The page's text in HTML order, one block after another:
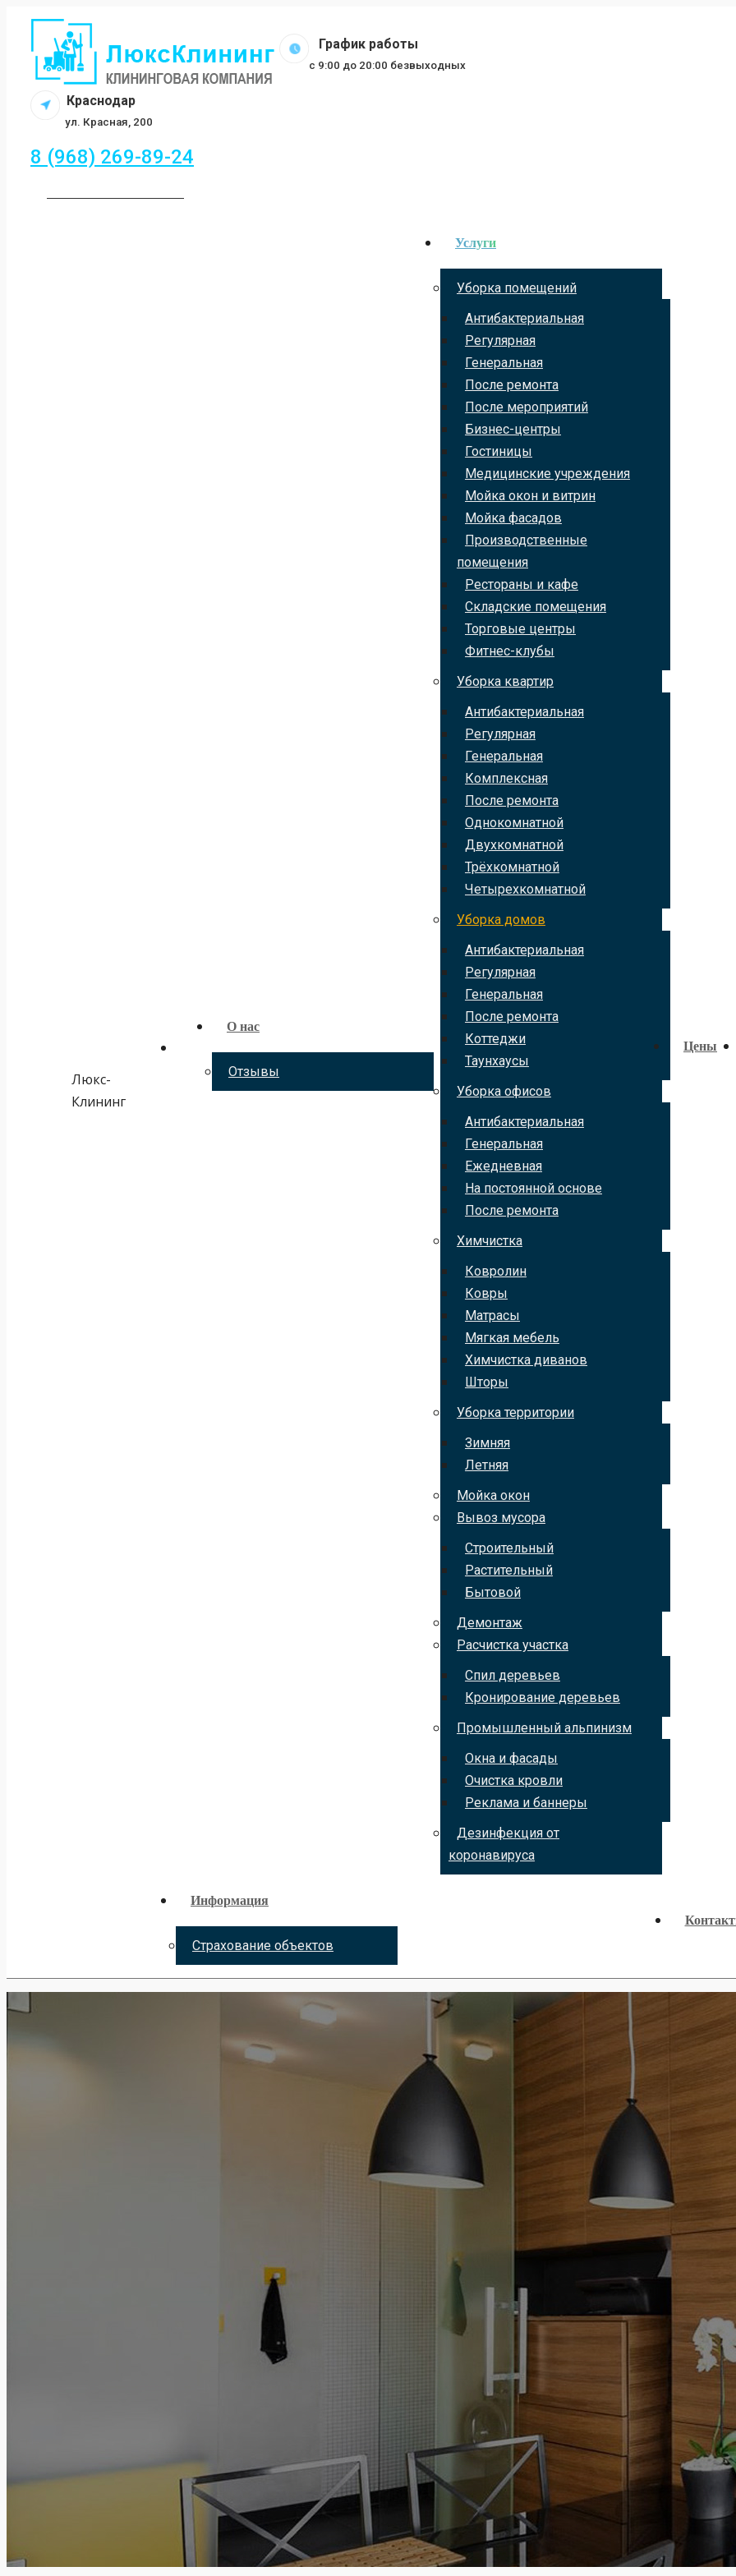
Перейти
содержанию
График работы
c 9:00 до 20:00 безвыходных
Краснодар
ул. Красная, 200
8 (968) 269-89-24
Люкс-
Клининг
О нас
Отзывы
Услуги
Уборка помещений
Антибактериальная
Регулярная
Генеральная
После ремонта
После мероприятий
Бизнес-центры
Гостиницы
Медицинские учреждения
Мойка окон и витрин
Мойка фасадов
Производственные
помещения
Рестораны и кафе
Складские помещения
Торговые центры
Фитнес-клубы
Уборка квартир
Антибактериальная
Регулярная
Генеральная
Комплексная
После ремонта
Однокомнатной
Двухкомнатной
Трёхкомнатной
Четырехкомнатной
Уборка домов
Антибактериальная
Регулярная
Генеральная
После ремонта
Коттеджи
Таунхаусы
Уборка офисов
Антибактериальная
Генеральная
Ежедневная
На постоянной основе
После ремонта
Химчистка
Ковролин
Ковры
Матрасы
Мягкая мебель
Химчистка диванов
Шторы
Уборка территории
Зимняя
Летняя
Мойка окон
Вывоз мусора
Строительный
Растительный
Бытовой
Демонтаж
Расчистка участка
Спил деревьев
Кронирование деревьев
Промышленный альпинизм
Окна и фасады
Очистка кровли
Реклама и баннеры
Дезинфекция от
коронавируса
Цены
Информация
Страхование объектов